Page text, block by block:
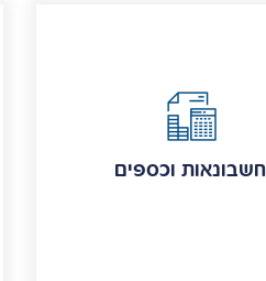
חשבונאות וכספים